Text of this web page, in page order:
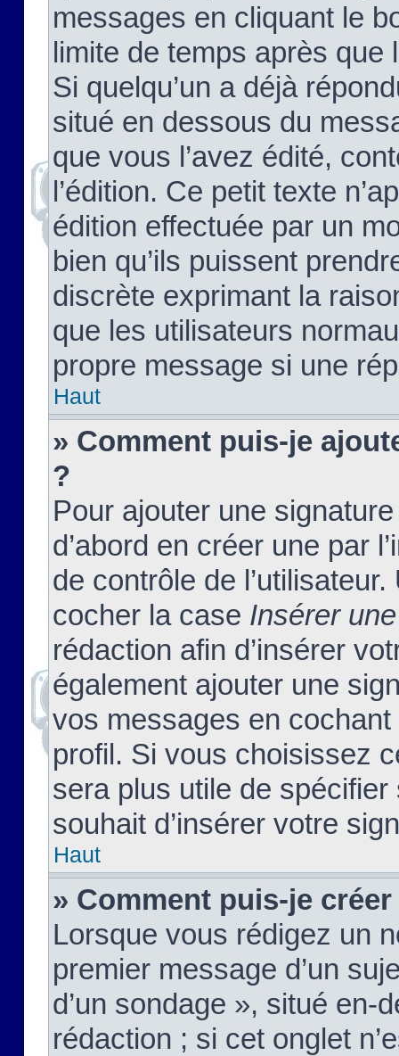
messages en cliquant le
limite de temps après que
Si quelqu’un a déjà
situé en dessous du
que vous l’avez édité,
l’édition. Ce petit texte
édition effectuée par un
bien qu’ils puissent
discrète exprimant la
que les utilisateurs
propre message si une
Haut
» Comment puis-je
?
Pour ajouter une
d’abord en créer une par
de contrôle de
cocher la case Insérer
rédaction afin d’insérer
également ajouter une
vos messages en
profil. Si vous choisissez
sera plus utile de
souhait d’insérer votre
Haut
» Comment puis-je
Lorsque vous rédigez un
premier message d’un
d’un sondage », situé en-
rédaction ; si cet onglet